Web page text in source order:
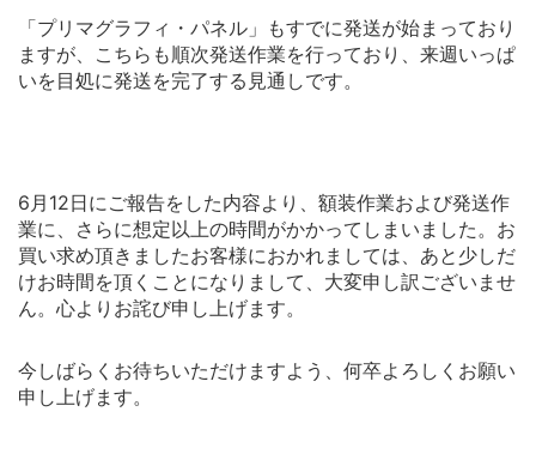
「プリマグラフィ・パネル」もすでに発送が始まっており
ますが、こちらも順次発送作業を行っており、来週いっぱ
いを目処に発送を完了する見通しです。
6月12日にご報告をした内容より、額装作業および発送作
業に、さらに想定以上の時間がかかってしまいました。お
買い求め頂きましたお客様におかれましては、あと少しだ
けお時間を頂くことになりまして、大変申し訳ございませ
ん。心よりお詫び申し上げます。
今しばらくお待ちいただけますよう、何卒よろしくお願い
申し上げます。